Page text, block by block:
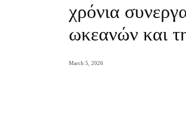
χρόνια
ωκεανών και
March 5, 2026